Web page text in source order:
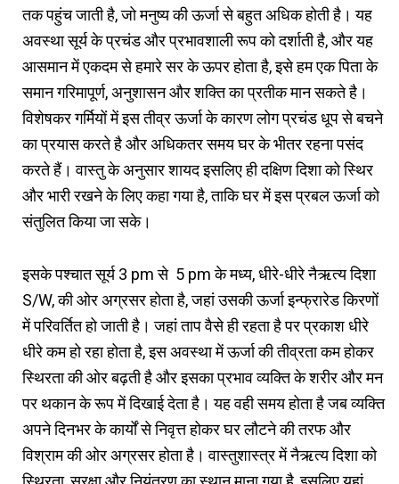
तक पहुंच जाती है, जो मनुष्य की ऊर्जा से बहुत अधिक होती है। यह
अवस्था सूर्य के प्रचंड और प्रभावशाली रूप को दर्शाती है, और यह
आसमान में एकदम से हमारे सर के ऊपर होता है, इसे हम एक पिता के
समान गरिमापूर्ण, अनुशासन और शक्ति का प्रतीक मान सकते है।
विशेषकर गर्मियों में इस तीव्र ऊर्जा के कारण लोग प्रचंड धूप से बचने
का प्रयास करते है और अधिकतर समय घर के भीतर रहना पसंद
करते हैं। वास्तु के अनुसार शायद इसलिए ही दक्षिण दिशा को स्थिर
और भारी रखने के लिए कहा गया है, ताकि घर में इस प्रबल ऊर्जा को
संतुलित किया जा सके।
इसके पश्चात सूर्य 3 pm से 5 pm के मध्य, धीरे-धीरे नैऋत्य दिशा
S/W, की ओर अग्रसर होता है, जहां उसकी ऊर्जा इन्फ्रारेड किरणों
में परिवर्तित हो जाती है। जहां ताप वैसे ही रहता है पर प्रकाश धीरे
धीरे कम हो रहा होता है, इस अवस्था में ऊर्जा की तीव्रता कम होकर
स्थिरता की ओर बढ़ती है और इसका प्रभाव व्यक्ति के शरीर और मन
पर थकान के रूप में दिखाई देता है। यह वही समय होता है जब व्यक्ति
अपने दिनभर के कार्यों से निवृत्त होकर घर लौटने की तरफ और
विश्राम की ओर अग्रसर होता है। वास्तुशास्त्र में नैऋत्य दिशा को